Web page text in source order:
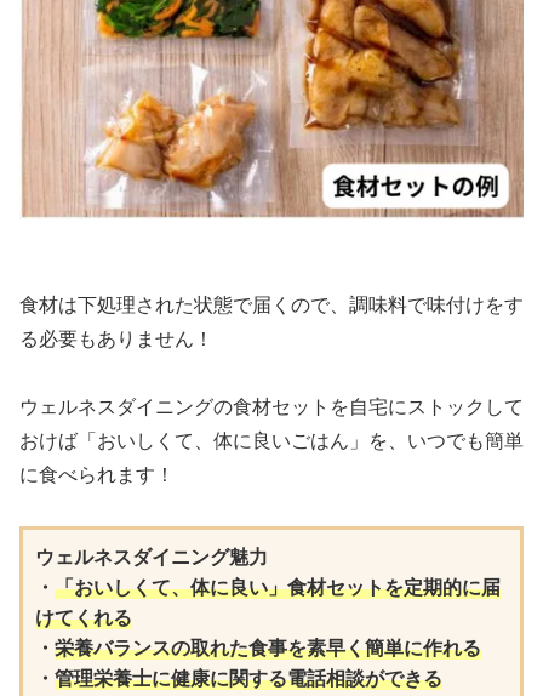
食材は下処理された状態で届くので、調味料で味付けをす
る必要もありません！
ウェルネスダイニングの食材セットを自宅にストックして
おけば「おいしくて、体に良いごはん」を、いつでも簡単
に食べられます！
ウェルネスダイニング魅力
・ 「おいしくて、体に良い」食材セットを定期的に届
けてくれる
・ 栄養バランスの取れた食事を素早く簡単に作れる
・ 管理栄養士に健康に関する電話相談ができる